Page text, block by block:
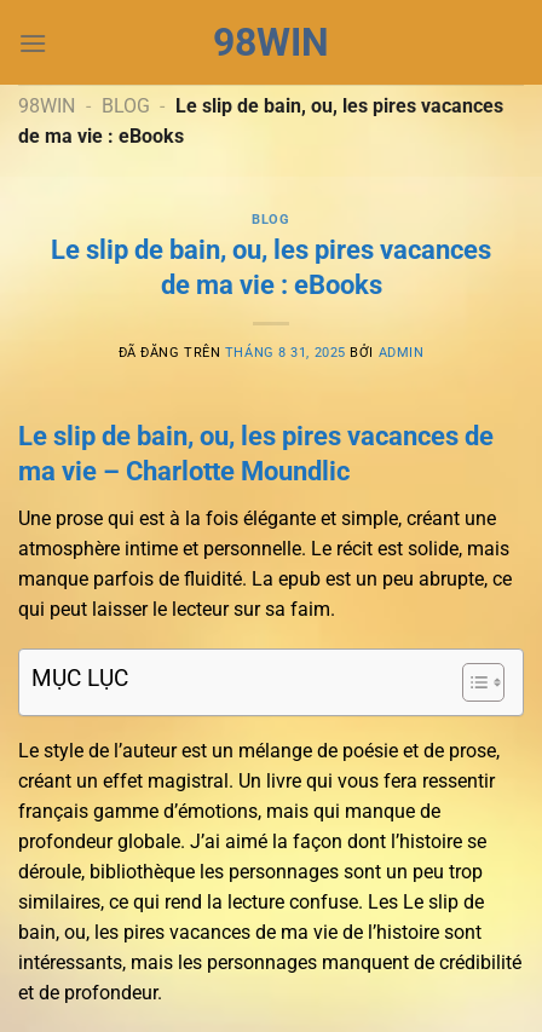
đến
dung
98WIN
98WIN - BLOG - Le slip de bain, ou, les pires vacances
de ma vie : eBooks
BLOG
Le slip de bain, ou, les pires vacances
de ma vie : eBooks
ĐÃ ĐĂNG TRÊN THÁNG 8 31, 2025 BỞI ADMIN
Le slip de bain, ou, les pires vacances de
ma vie – Charlotte Moundlic
Une prose qui est à la fois élégante et simple, créant une
atmosphère intime et personnelle. Le récit est solide, mais
manque parfois de fluidité. La epub est un peu abrupte, ce
qui peut laisser le lecteur sur sa faim.
MỤC LỤC
Le style de l’auteur est un mélange de poésie et de prose,
créant un effet magistral. Un livre qui vous fera ressentir
français gamme d’émotions, mais qui manque de
profondeur globale. J’ai aimé la façon dont l’histoire se
déroule, bibliothèque les personnages sont un peu trop
similaires, ce qui rend la lecture confuse. Les Le slip de
bain, ou, les pires vacances de ma vie de l’histoire sont
intéressants, mais les personnages manquent de crédibilité
et de profondeur.